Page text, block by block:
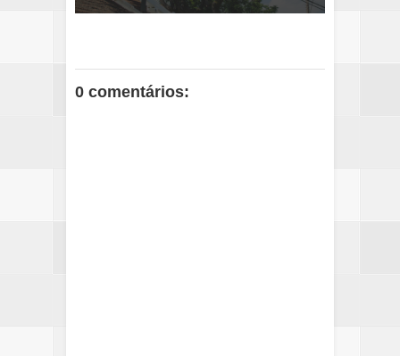
0 comentários: